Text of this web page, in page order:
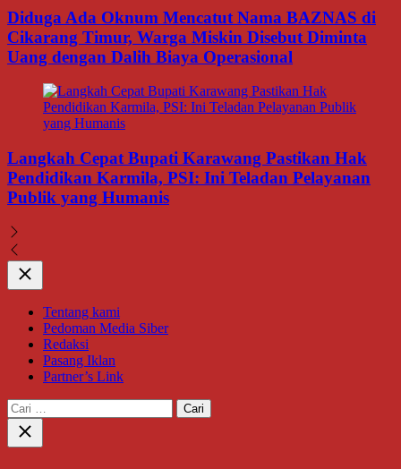
Diduga Ada Oknum Mencatut Nama BAZNAS di
Cikarang Timur, Warga Miskin Disebut Diminta
Uang dengan Dalih Biaya Operasional
Langkah Cepat Bupati Karawang Pastikan Hak
Pendidikan Karmila, PSI: Ini Teladan Pelayanan
Publik yang Humanis
Close
Tentang kami
Pedoman Media Siber
Redaksi
Pasang Iklan
Partner’s Link
Cari
untuk:
Close
search